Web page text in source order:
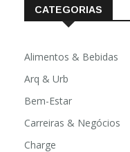
CATEGORIAS
Alimentos & Bebidas
Arq & Urb
Bem-Estar
Carreiras & Negócios
Charge